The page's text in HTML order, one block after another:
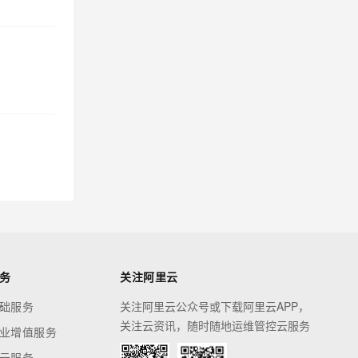
服务
增值服务
关注阿里云
关注阿里云公众号或下载阿里云APP，
关注云资讯，随时随地运维管控云服务